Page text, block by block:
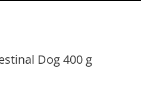
Dog 400 g